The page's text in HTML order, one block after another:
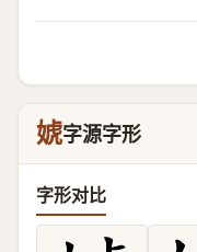
婋字源字形
字形对比